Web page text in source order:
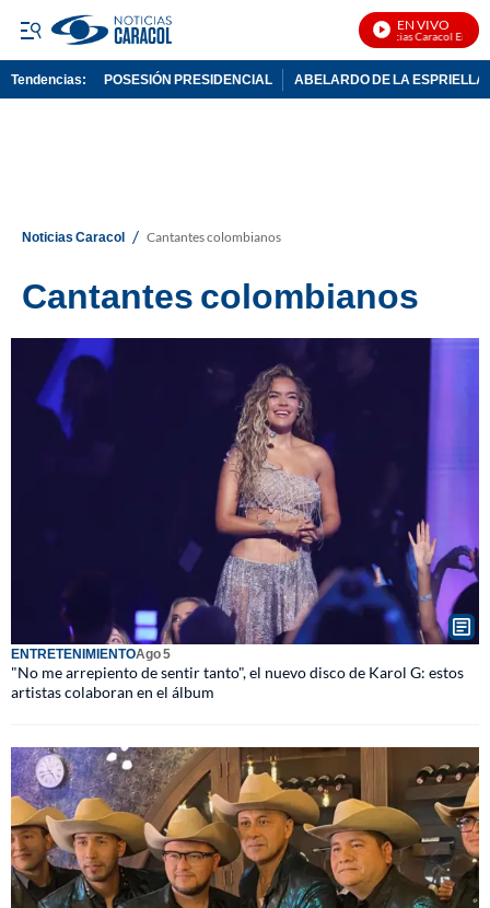
EN VIVO
Noticias Caracol En Vivo
Tendencias: POSESIÓN PRESIDENCIAL ABELARDO DE LA ESPRIELLA
Noticias Caracol / Cantantes colombianos
Cantantes colombianos
ENTRETENIMIENTOAgo 5
"No me arrepiento de sentir tanto", el nuevo disco de Karol G: estos
artistas colaboran en el álbum